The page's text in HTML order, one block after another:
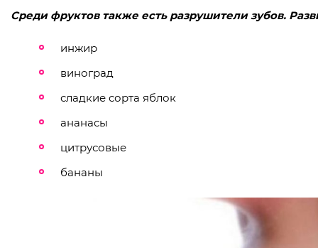
Среди фруктов также есть разрушители зубов.
инжир
виноград
сладкие сорта яблок
ананасы
цитрусовые
бананы